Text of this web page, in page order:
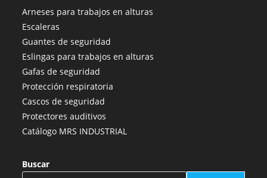
abre
en
una
nueva
pestaña
abre
una
nueva
pestaña
abre
una
nueva
pestaña
abre
nueva
Arneses para trabajos en alturas
Escaleras
Guantes de seguridad
Eslingas para trabajos en alturas
Gafas de seguridad
Protección respiratoria
Cascos de seguridad
Protectores auditivos
Catálogo MRS INDUSTRIAL
Buscar